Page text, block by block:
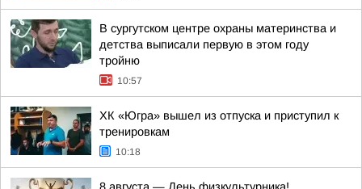
В сургутском центре охраны материнства и
детства выписали первую в этом году
тройню
10:57
ХК «Югра» вышел из отпуска и приступил к
тренировкам
10:18